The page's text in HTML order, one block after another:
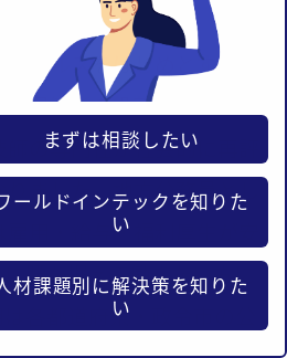
イルスをはじめとする感
保健所の役割が改めて注
の専門性が社会的に再評
ました。地方公務員とし
用・給与・福利厚生が安
腰を据えて働きたい方に
各都道府県・政令市の公
まずは相談したい
ールドインテックを知りた
い
材課題別に解決策を知りた
い